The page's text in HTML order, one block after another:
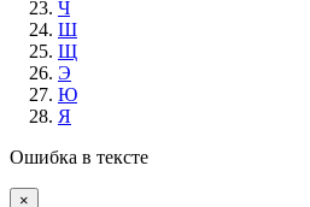
Ч
Ш
Щ
Э
Ю
Я
Ошибка в тексте
×